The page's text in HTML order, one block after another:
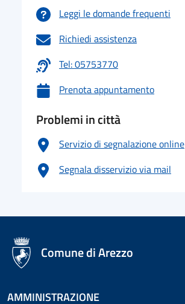
Leggi le domande frequenti
Richiedi assistenza
Tel: 05753770
Prenota appuntamento
Problemi in città
Servizio di segnalazione online
Segnala disservizio via mail
logo Unione Europea
Comune di Arezzo
AMMINISTRAZIONE